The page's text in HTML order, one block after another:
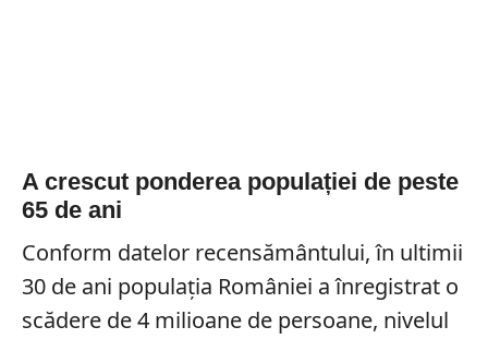
A crescut ponderea populației de peste
65 de ani
Conform datelor recensământului, în ultimii
30 de ani populația României a înregistrat o
scădere de 4 milioane de persoane, nivelul